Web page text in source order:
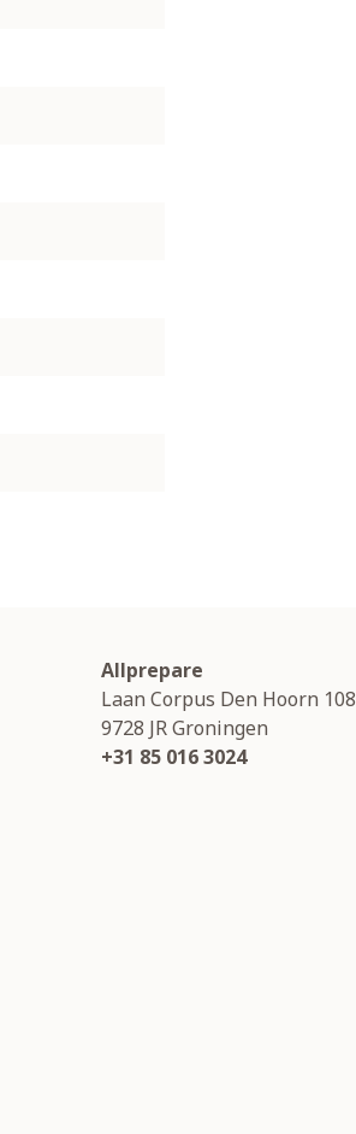
Allprepare
Laan Corpus Den Hoorn 108
9728 JRGroningen
+31 85 016 3024